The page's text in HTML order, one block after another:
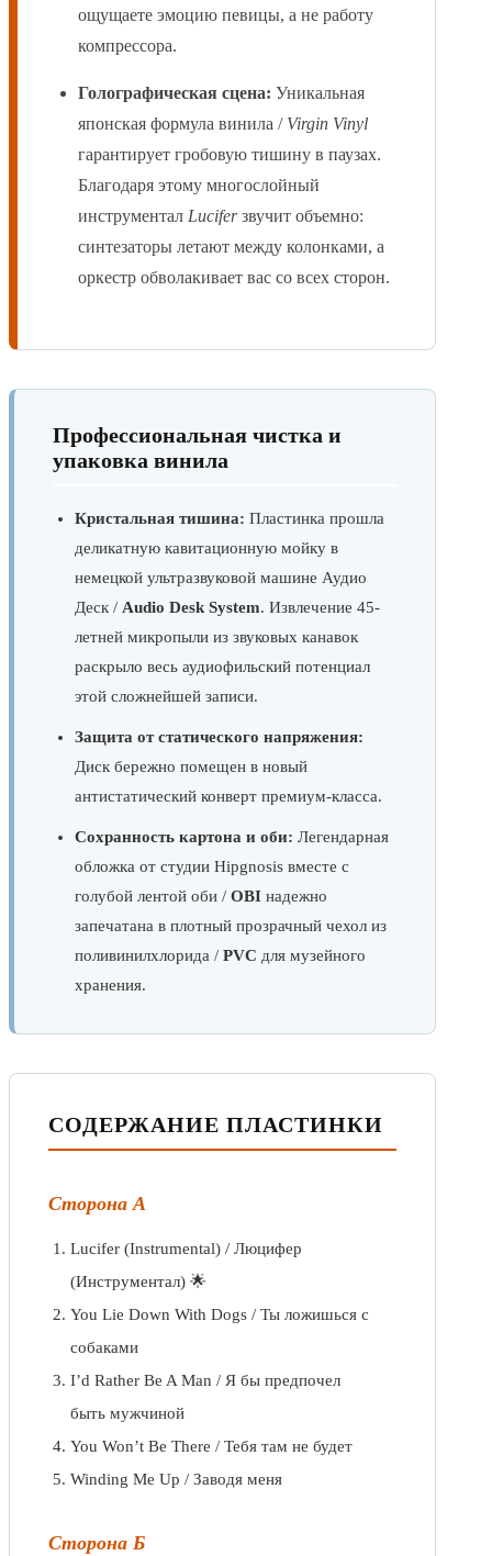
ощущаете эмоцию певицы, а не работу
компрессора.
Голографическая сцена: Уникальная
японская формула винила / Virgin Vinyl
гарантирует гробовую тишину в паузах.
Благодаря этому многослойный
инструментал Luciferзвучит объемно:
синтезаторы летают между колонками, а
оркестр обволакивает вас со всех сторон.
Профессиональная чистка и
упаковка винила
Кристальная тишина: Пластинка прошла
деликатную кавитационную мойку в
немецкой ультразвуковой машине Аудио
Деск / Audio Desk System. Извлечение 45-
летней микропыли из звуковых канавок
раскрыло весь аудиофильский потенциал
этой сложнейшей записи.
Защита от статического напряжения:
Диск бережно помещен в новый
антистатический конверт премиум-класса.
Сохранность картона и оби: Легендарная
обложка от студии Hipgnosis вместе с
голубой лентой оби / OBI надежно
запечатана в плотный прозрачный чехол из
поливинилхлорида / PVC для музейного
хранения.
СОДЕРЖАНИЕ ПЛАСТИНКИ
Сторона А
Lucifer (Instrumental) / Люцифер
(Инструментал) 🌟
You Lie Down With Dogs / Ты ложишься с
собаками
I’d Rather Be A Man / Я бы предпочел
быть мужчиной
You Won’t Be There / Тебя там не будет
Winding Me Up / Заводя меня
Сторона Б